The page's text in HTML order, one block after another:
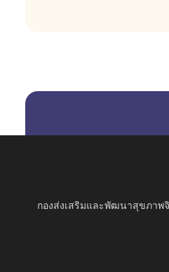
กองส่งเสริมและพัฒนาสุขภาพ